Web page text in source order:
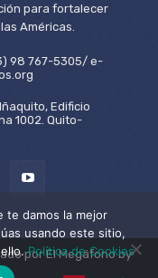
para fortalecer
Américas.
98 767-5305/ e-
Edificio
1002. Quito-
por El Megáfono by
te damos la mejor
usando este sitio,
ello.Política de Cookies